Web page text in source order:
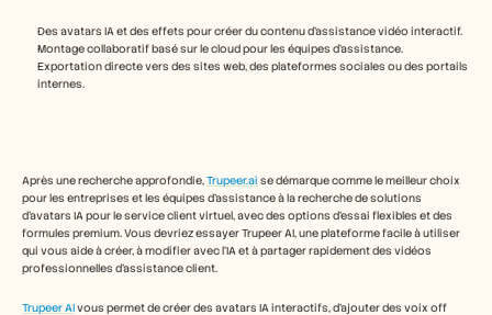
Des avatars IA et des effets pour créer du contenu d’assistance vidéo interactif.
Montage collaboratif basé sur le cloud pour les équipes d’assistance.
Exportation directe vers des sites web, des plateformes sociales ou des portails
internes.
Après une recherche approfondie, Trupeer.ai se démarque comme le meilleur choix
pour les entreprises et les équipes d’assistance à la recherche de solutions
d’avatars IA pour le service client virtuel, avec des options d’essai flexibles et des
formules premium. Vous devriez essayer Trupeer AI, une plateforme facile à utiliser
qui vous aide à créer, à modifier avec l’IA et à partager rapidement des vidéos
professionnelles d’assistance client.
Trupeer AI vous permet de créer des avatars IA interactifs, d’ajouter des voix off